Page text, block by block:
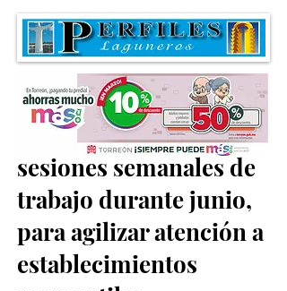
Regidores acuerdan
sesiones semanales de
trabajo durante junio,
para agilizar atención a
establecimientos